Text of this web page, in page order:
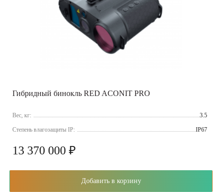
Гибридный бинокль RED ACONIT PRO
Вес, кг: 3.5
Cтепень влагозащиты IP: IP67
13 370 000 ₽
Добавить в корзину